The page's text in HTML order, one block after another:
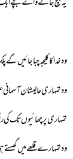
وہ خدا کا کلیجہ چباجائیں
وہ تمہاری عالیشان
تمہاری پرچھائیوں تک
وہ تمہارے قلعے میں